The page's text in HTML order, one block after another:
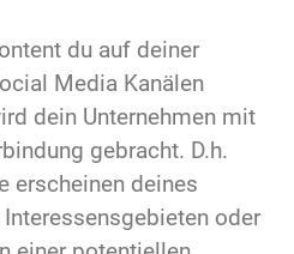
du auf deiner
Media Kanälen
dein Unternehmen mit
gebracht. D.h.
erscheinen deines
oder